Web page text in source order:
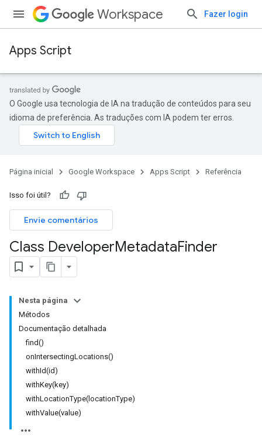
Workspace Fazer login
Apps Script
O Google usa tecnologia de IA na tradução de conteúdos para seu
idioma de preferência. As traduções com IA podem ter erros.
Página inicial Google Workspace Apps Script Referência
Isso foi útil?
Envie comentários
Class DeveloperMetadataFinder
Nesta página
Métodos
Documentação detalhada
find()
onIntersectingLocations()
withId(id)
withKey(key)
withLocationType(locationType)
withValue(value)